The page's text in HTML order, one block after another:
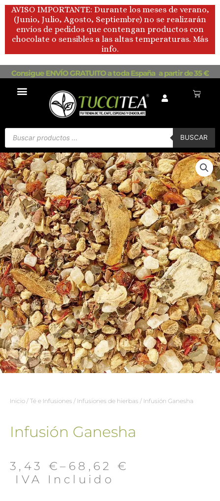
contenido
AVISO IMPORTANTE: Durante los meses de verano,
(Junio, Julio, Agosto, Septiembre) no se realizarán
envíos de pedidos que contengan productos con
chocolate o sensibles a las altas temperaturas. Más
info.
Consigue ENVÍO GRATUITO a toda España a partir de 35 €
Carrito
Búsqueda
productos
BUSCAR
Inicio / Té e Infusiones / Infusiones de hierbas / Infusión Ganesha
Infusión Ganesha
3,43 €– 68,62€
IVA Incluido